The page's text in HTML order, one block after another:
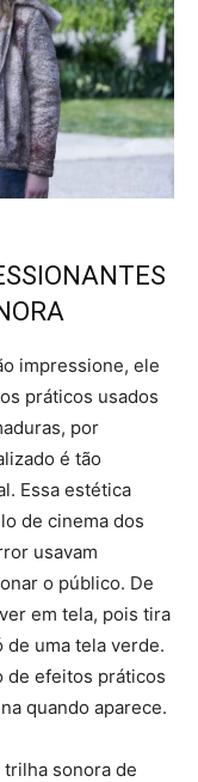
impressione, ele
práticos usados
por
é tão
Essa estética
de cinema dos
usavam
o público. De
em tela, pois tira
de uma tela verde.
de efeitos práticos
quando aparece.
sonora de